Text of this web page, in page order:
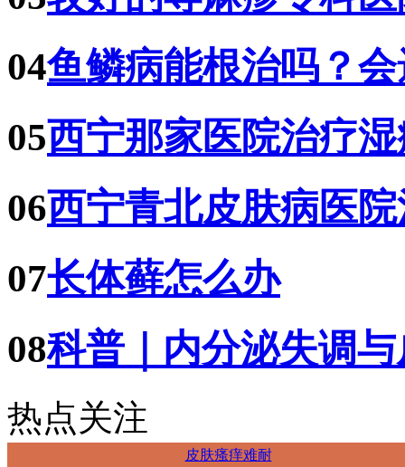
04鱼鳞病能根治吗？
05西宁那家医院治疗
06西宁青北皮肤病医
07长体藓怎么办
08科普｜内分泌失调
热点关注
皮肤瘙痒难耐